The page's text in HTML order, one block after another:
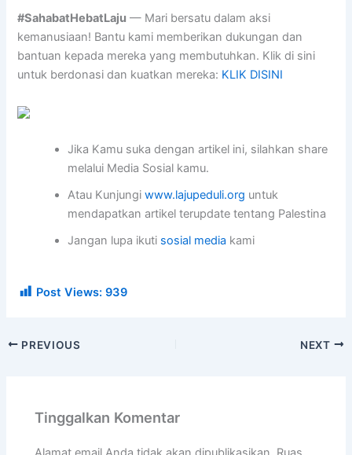
#SahabatHebatLaju — Mari bersatu dalam aksi
kemanusiaan! Bantu kami memberikan dukungan dan
bantuan kepada mereka yang membutuhkan. Klik di sini
untuk berdonasi dan kuatkan mereka: KLIK DISINI
Jika Kamu suka dengan artikel ini, silahkan share
melalui Media Sosial kamu.
Atau Kunjungiwww.lajupeduli.org untuk
mendapatkan artikel terupdate tentang Palestina
Jangan lupa ikuti sosial media kami
Post Views: 939
PREVIOUS NEXT
Tinggalkan Komentar